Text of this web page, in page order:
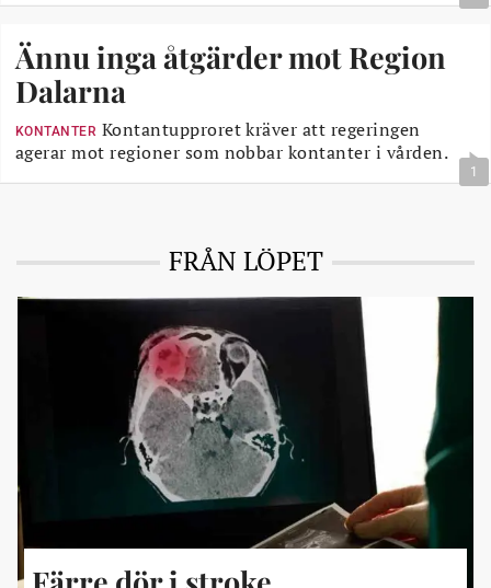
Ännu inga åtgärder mot Region
Dalarna
KONTANTER Kontantupproret kräver att regeringen
agerar mot regioner som nobbar kontanter i vården.
1
FRÅN LÖPET